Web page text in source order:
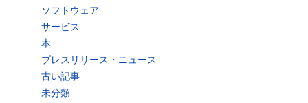
ソフトウェア
サービス
本
プレスリリース・ニュース
古い記事
未分類